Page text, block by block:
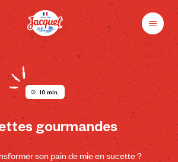
Pains
Jacquet
Champs
libres
au
plaisir
Menu
10 min.
gourmandes
son pain de mie en sucette ?